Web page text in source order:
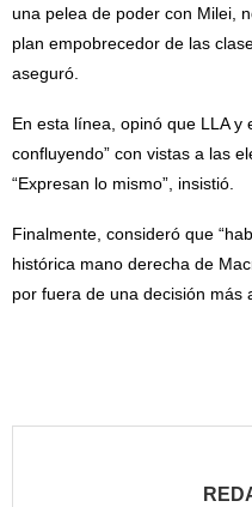
una pelea de poder con Milei,
plan empobrecedor de las
aseguró.
En esta línea, opinó que LLA y
confluyendo” con vistas a las
“Expresan lo mismo”, insistió.
Finalmente, consideró que
histórica mano derecha de
por fuera de una decisión más